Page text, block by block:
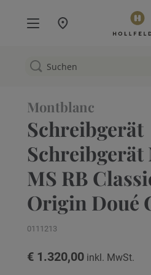
Montblanc
Schreibgerät
MS RB
Origin Doué
0111213
€ 1.320,00